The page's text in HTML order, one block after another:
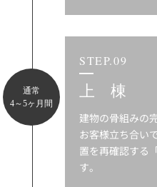
通常
4～5ヶ月間
STEP.09
上 棟
建物の骨組みの
お客様立ち合い
置を再確認する
す。